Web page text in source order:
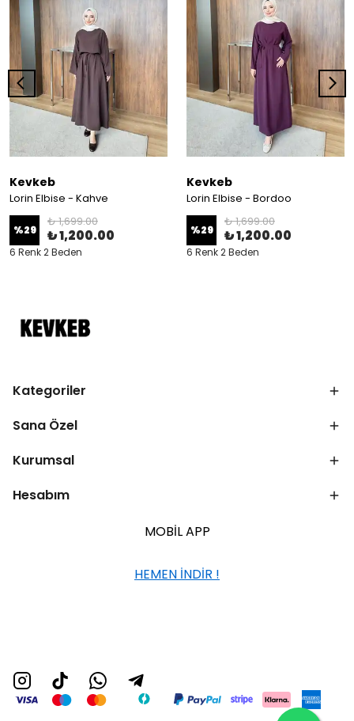
Kevkeb
Lorin Elbise - Kahve
%29
₺ 1,699.00
₺ 1,200.00
6 Renk 2 Beden
Kevkeb
Lorin Elbise - Bordoo
%29
₺ 1,699.00
₺ 1,200.00
6 Renk 2 Beden
Kategoriler
Sana Özel
Kurumsal
Hesabım
MOBİL APP
HEMEN İNDİR !